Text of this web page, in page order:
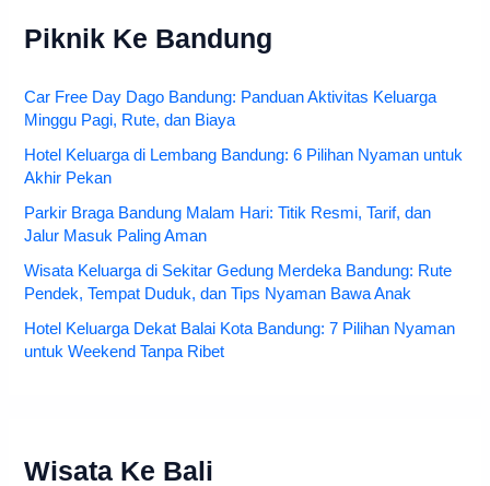
Piknik Ke Bandung
Car Free Day Dago Bandung: Panduan Aktivitas Keluarga
Minggu Pagi, Rute, dan Biaya
Hotel Keluarga di Lembang Bandung: 6 Pilihan Nyaman untuk
Akhir Pekan
Parkir Braga Bandung Malam Hari: Titik Resmi, Tarif, dan
Jalur Masuk Paling Aman
Wisata Keluarga di Sekitar Gedung Merdeka Bandung: Rute
Pendek, Tempat Duduk, dan Tips Nyaman Bawa Anak
Hotel Keluarga Dekat Balai Kota Bandung: 7 Pilihan Nyaman
untuk Weekend Tanpa Ribet
Wisata Ke Bali